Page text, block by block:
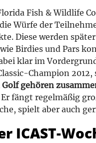
Fish & Wildlife
Würfe der
Diese werden
Birdies und Pars
klar im
Champion 2012,
gehören
Er fängt regelmäßig
spielt aber auch
ICAST-